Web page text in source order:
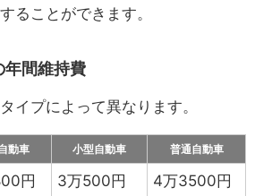
ることができます。
年間維持費
イプによって異なります。
動車 小型自動車 普通自動車
円 3万500円
4万3500円